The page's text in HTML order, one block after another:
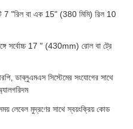
7 "রিল বা এক 15" (380 মিমি) রিল 10
সর্বোচ্চ 17 " (430mm) রোল বা ট্রে
ডাব্লুএমএস সিস্টেমের সংযোগের সাথে
লেবেল মুদ্রণের সাথে স্বয়ংক্রিয় কোড